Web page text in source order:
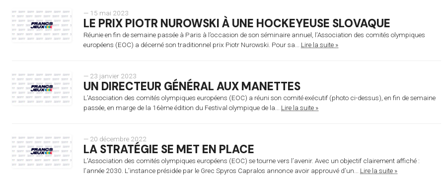
— 15 mai 2023
LE PRIX PIOTR NUROWSKI À UNE HOCKEYEUSE SLOVAQUE
Réunie en fin de semaine passée à Paris à l’occasion de son séminaire annuel, l’Association des comités olympiques
européens (EOC) a décerné son traditionnel prix Piotr Nurowski. Pour sa... Lire la suite »
— 23 janvier 2023
UN DIRECTEUR GÉNÉRAL AUX MANETTES
L’Association des comités olympiques européens (EOC) a réuni son comité exécutif (photo ci-dessus), en fin de semaine
passée, en marge de la 16ème édition du Festival olympique de la... Lire la suite »
— 20 décembre 2022
LA STRATÉGIE SE MET EN PLACE
L’Association des comités olympiques européens (EOC) se tourne vers l’avenir. Avec un objectif clairement affiché :
l’année 2030. L’instance présidée par le Grec Spyros Capralos annonce avoir approuvé d’un... Lire la suite »